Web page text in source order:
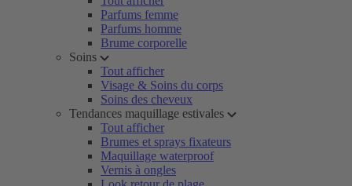
Parfums femme
Parfums homme
Brume corporelle
Soins
Tout afficher
Visage & Soins du corps
Soins des cheveux
Tendances maquillage estivales
Tout afficher
Brumes et sprays fixateurs
Maquillage waterproof
Vernis à ongles